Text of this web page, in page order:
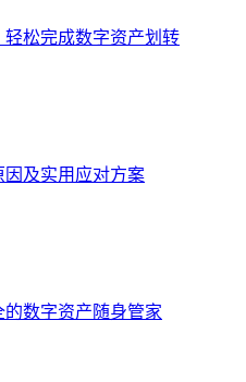
松完成数字资产划转
因及实用应对方案
数字资产随身管家